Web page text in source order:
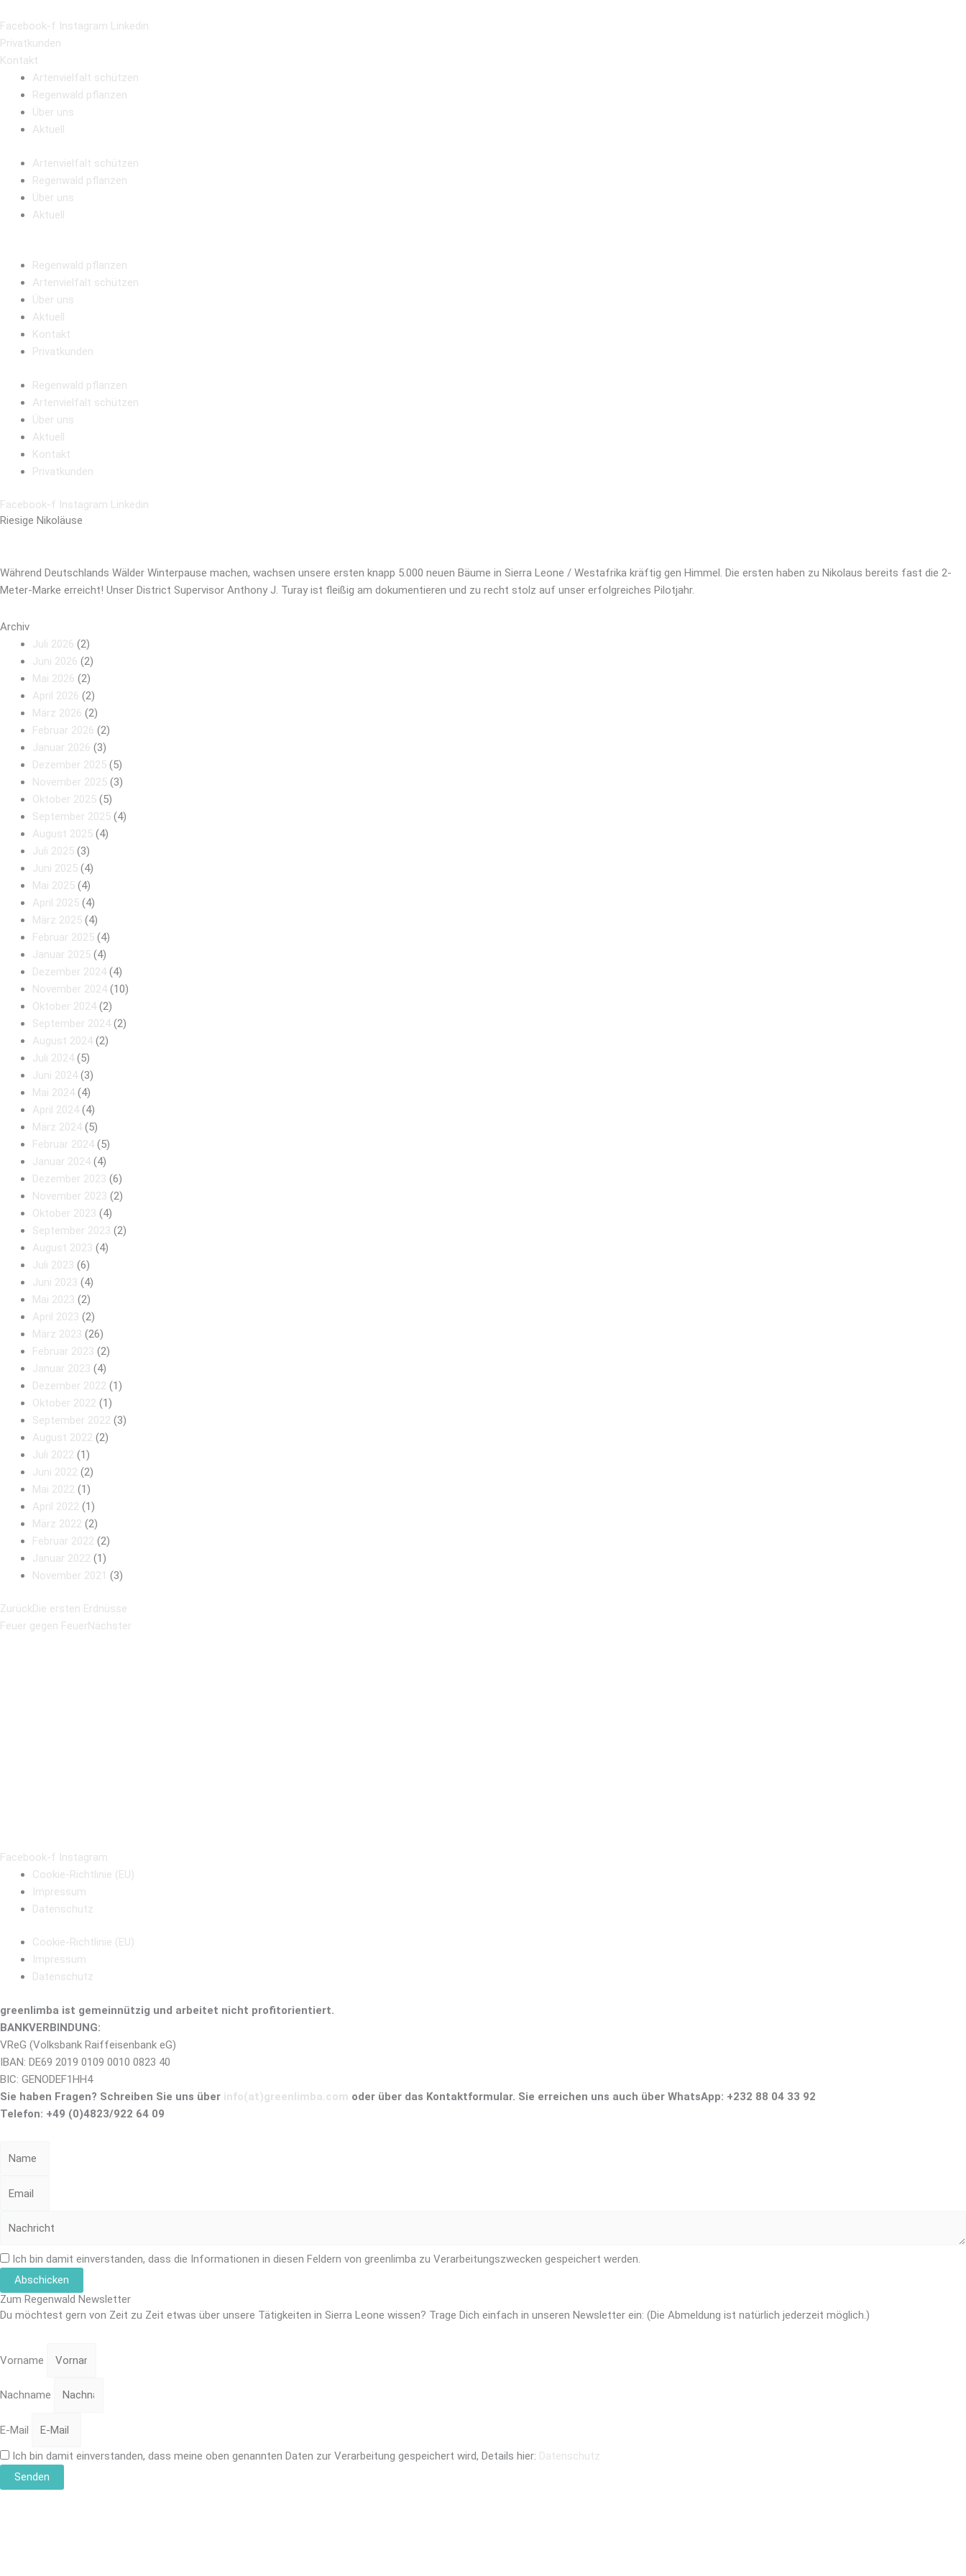
Inhalt
springen
Facebook-f Instagram Linkedin
Privatkunden
Kontakt
Artenvielfalt schützen
Regenwald pflanzen
Über uns
Aktuell
Artenvielfalt schützen
Regenwald pflanzen
Über uns
Aktuell
Regenwald pflanzen
Artenvielfalt schützen
Über uns
Aktuell
Kontakt
Privatkunden
Regenwald pflanzen
Artenvielfalt schützen
Über uns
Aktuell
Kontakt
Privatkunden
Facebook-f Instagram Linkedin
Riesige Nikoläuse
Während Deutschlands Wälder Winterpause machen, wachsen unsere ersten knapp 5.000 neuen Bäume in Sierra Leone / Westafrika kräftig gen Himmel. Die ersten haben zu Nikolaus bereits fast die 2-
Meter-Marke erreicht! Unser District Supervisor Anthony J. Turay ist fleißig am dokumentieren und zu recht stolz auf unser erfolgreiches Pilotjahr.
Archiv
Juli 2026 (2)
Juni 2026 (2)
Mai 2026 (2)
April 2026 (2)
März 2026 (2)
Februar 2026 (2)
Januar 2026 (3)
Dezember 2025 (5)
November 2025 (3)
Oktober 2025 (5)
September 2025 (4)
August 2025 (4)
Juli 2025 (3)
Juni 2025 (4)
Mai 2025 (4)
April 2025 (4)
März 2025 (4)
Februar 2025 (4)
Januar 2025 (4)
Dezember 2024(4)
November 2024(10)
Oktober 2024(2)
September 2024(2)
August 2024(2)
Juli 2024(5)
Juni 2024(3)
Mai 2024(4)
April 2024(4)
März 2024(5)
Februar 2024(5)
Januar 2024(4)
Dezember 2023 (6)
November 2023 (2)
Oktober 2023 (4)
September 2023 (2)
August 2023 (4)
Juli 2023 (6)
Juni 2023 (4)
Mai 2023 (2)
April 2023 (2)
März 2023 (26)
Februar 2023 (2)
Januar 2023 (4)
Dezember 2022 (1)
Oktober 2022 (1)
September 2022 (3)
August 2022 (2)
Juli 2022 (1)
Juni 2022 (2)
Mai 2022 (1)
April 2022 (1)
März 2022 (2)
Februar 2022 (2)
Januar 2022 (1)
November 2021 (3)
ZurückDie ersten Erdnüsse
Feuer gegen FeuerNächster
Facebook-f Instagram
Cookie-Richtlinie (EU)
Impressum
Datenschutz
Cookie-Richtlinie (EU)
Impressum
Datenschutz
greenlimba ist gemeinnützig und arbeitet nicht profitorientiert.
BANKVERBINDUNG:
VReG (Volksbank Raiffeisenbank eG)
IBAN: DE69 2019 0109 0010 0823 40
BIC: GENODEF1HH4
Sie haben Fragen? Schreiben Sie uns über info(at)greenlimba.com oder über das Kontaktformular. Sie erreichen uns auch über WhatsApp: +232 88 04 33 92
Telefon: +49 (0)4823/922 64 09
Ich bin damit einverstanden, dass die Informationen in diesen Feldern von greenlimba zu Verarbeitungszwecken gespeichert werden.
Abschicken
Zum Regenwald Newsletter
Du möchtest gern von Zeit zu Zeit etwas über unsere Tätigkeiten in Sierra Leone wissen? Trage Dich einfach in unseren Newsletter ein: (Die Abmeldung ist natürlich jederzeit möglich.)
Vorname
Nachname
E-Mail
Ich bin damit einverstanden, dass meine oben genannten Daten zur Verarbeitung gespeichert wird, Details hier: Datenschutz
Senden